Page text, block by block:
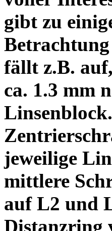
gibt zu
fällt z.B.
ca. 1.3 mm
jeweilige
mittlere
auf L2 und
Distanzring